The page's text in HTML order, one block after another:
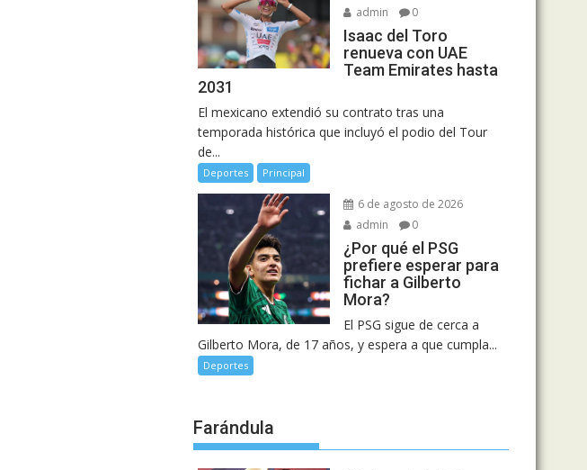
admin
0
Isaac del Toro
renueva con UAE
Team Emirates hasta
2031
El mexicano extendió su contrato tras una
temporada histórica que incluyó el podio del Tour
de...
Deportes Principal
6 de agosto de 2026
admin
0
¿Por qué el PSG
prefiere esperar para
fichar a Gilberto
Mora?
El PSG sigue de cerca a
Gilberto Mora, de 17 años, y espera a que cumpla...
Deportes
Farándula